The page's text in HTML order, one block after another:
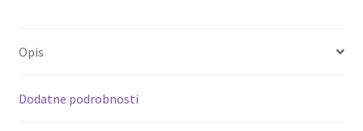
k
Opis
Dodatne podrobnosti